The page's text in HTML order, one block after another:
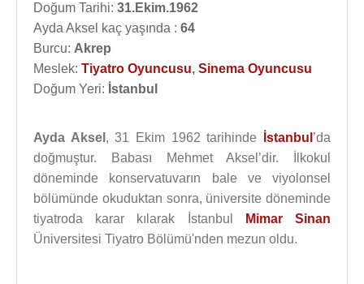
Doğum Tarihi: 31.Ekim.1962
Ayda Aksel kaç yaşında : 64
Burcu: Akrep
Meslek: Tiyatro Oyuncusu, Sinema Oyuncusu
Doğum Yeri: İstanbul
Ayda Aksel , 31 Ekim 1962 tarihinde İstanbul ’da
doğmuştur. Babası Mehmet Aksel’dir. İlkokul
döneminde konservatuvarın bale ve viyolonsel
bölümünde okuduktan sonra, üniversite döneminde
tiyatroda karar kılarak İstanbul
Mimar Sinan
Üniversitesi Tiyatro Bölümü'nden mezun oldu.